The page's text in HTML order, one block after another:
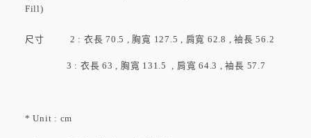
Fill)
尺寸 2 : 衣長 70.5 , 胸寬 127.5 , 肩寬 62.8 , 袖長 56.2
3 : 衣長 63 , 胸寬 131.5 , 肩寬 64.3 , 袖長 57.7
* Unit : cm